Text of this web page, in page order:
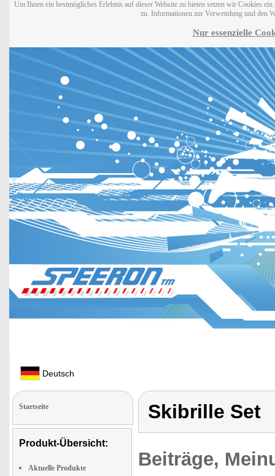
Um Ihnen ein bestmögliches Erlebnis auf dieser Website zu bieten setzen wir Cookies
zu. Informationen zur Verwendung und den
Nur essenzielle
Deutsch
Startseite
Produkt-Übersicht:
Aktuelle Produkte
Skibrille Set
Beiträge,